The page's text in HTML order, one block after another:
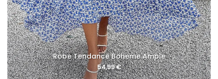
Robe Tendance Boheme Ample
54,99€